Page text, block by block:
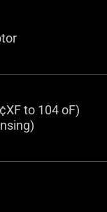
to 104 oF)